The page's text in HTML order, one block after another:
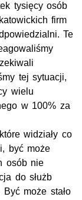
tysięcy osób
firm
Te
tej sytuacji,
wielu
w 100% za
widziały co
być może
osób nie
do służb
może stało